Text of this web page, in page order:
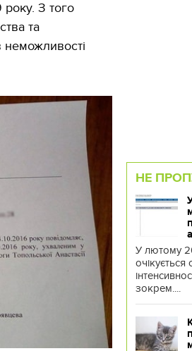
З того
та
НЕ
У лютому
очікується
зокрем....